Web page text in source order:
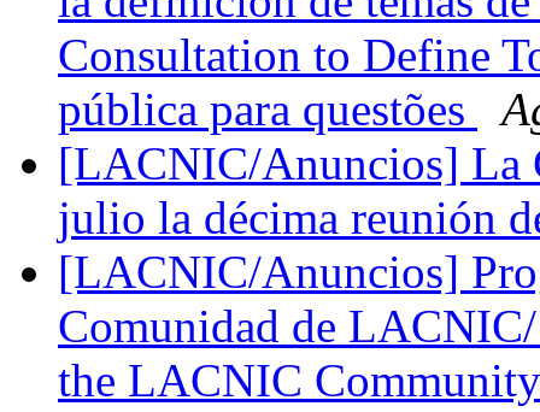
Consultation to Define
pública para questões
[LACNIC/Anuncios] La
julio la décima reunión
[LACNIC/Anuncios]
Comunidad de
the LACNIC